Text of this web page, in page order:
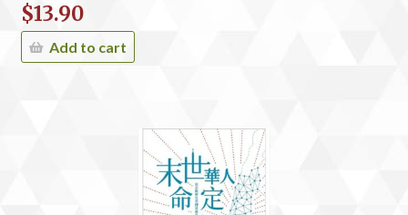
$13.90
Add to cart